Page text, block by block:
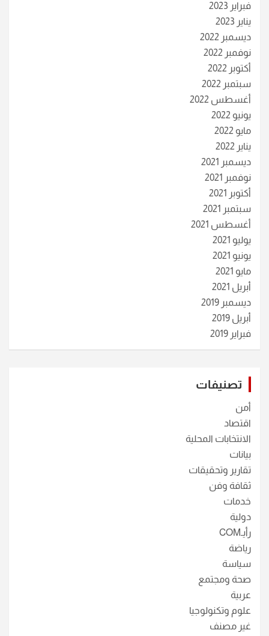
فبراير 2023
يناير 2023
ديسمبر 2022
نوفمبر 2022
أكتوبر 2022
سبتمبر 2022
أغسطس 2022
يونيو 2022
مايو 2022
يناير 2022
ديسمبر 2021
نوفمبر 2021
أكتوبر 2021
سبتمبر 2021
أغسطس 2021
يوليو 2021
يونيو 2021
مايو 2021
أبريل 2021
ديسمبر 2019
أبريل 2019
فبراير 2019
تصنيفات
أمن
اقتصاد
الانتخابات المحلية
بيانات
تقارير وتحقيقات
ثقافة وفن
خدمات
دولية
رأيـCOM
رياضة
سياسة
صحة ومجتمع
عربية
علوم وتكنولوجيا
غير مصنف